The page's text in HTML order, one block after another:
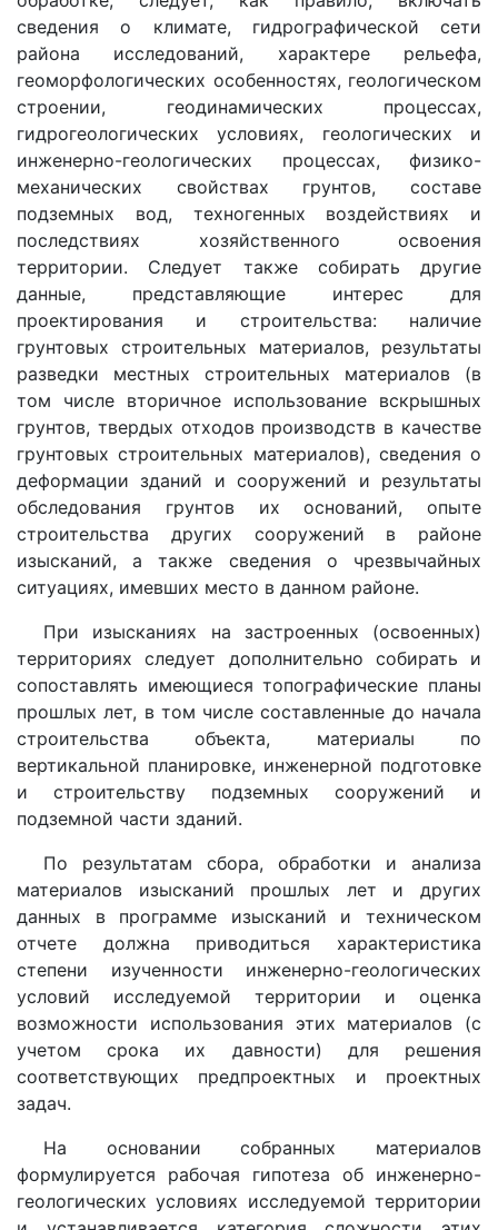
сведения о климате, гидрографической сети
района исследований, характере рельефа,
геоморфологических особенностях, геологическом
строении, геодинамических процессах,
гидрогеологических условиях, геологических и
инженерно-геологических процессах, физико-
механических свойствах грунтов, составе
подземных вод, техногенных воздействиях и
последствиях хозяйственного освоения
территории. Следует также собирать другие
данные, представляющие интерес для
проектирования и строительства: наличие
грунтовых строительных материалов, результаты
разведки местных строительных материалов (в
том числе вторичное использование вскрышных
грунтов, твердых отходов производств в качестве
грунтовых строительных материалов), сведения о
деформации зданий и сооружений и результаты
обследования грунтов их оснований, опыте
строительства других сооружений в районе
изысканий, а также сведения о чрезвычайных
ситуациях, имевших место в данном районе.
При изысканиях на застроенных (освоенных)
территориях следует дополнительно собирать и
сопоставлять имеющиеся топографические планы
прошлых лет, в том числе составленные до начала
строительства объекта, материалы по
вертикальной планировке, инженерной подготовке
и строительству подземных сооружений и
подземной части зданий.
По результатам сбора, обработки и анализа
материалов изысканий прошлых лет и других
данных в программе изысканий и техническом
отчете должна приводиться характеристика
степени изученности инженерно-геологических
условий исследуемой территории и оценка
возможности использования этих материалов (с
учетом срока их давности) для решения
соответствующих предпроектных и проектных
задач.
На основании собранных материалов
формулируется рабочая гипотеза об инженерно-
геологических условиях исследуемой территории